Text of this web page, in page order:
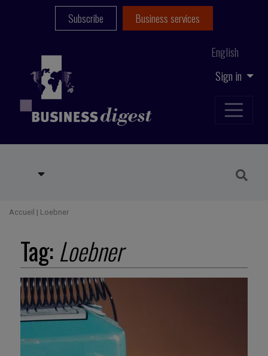
Sign in
English
Subscribe Business services
Accueil | Loebner
Tag: Loebner